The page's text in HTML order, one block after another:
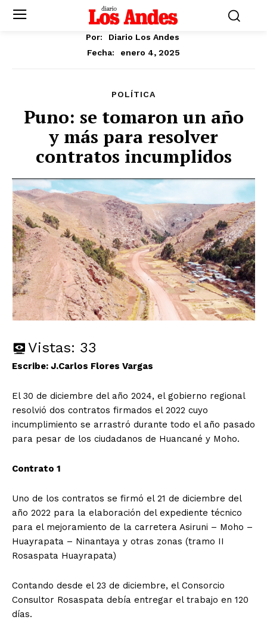
Por:
Diario Los Andes
Fecha:
enero 4, 2025
POLÍTICA
Puno: se tomaron un año
y más para resolver
contratos incumplidos
Vistas: 33
Escribe: J.Carlos Flores Vargas
El 30 de diciembre del año 2024, el gobierno regional
resolvió dos contratos firmados el 2022 cuyo
incumplimiento se arrastró durante todo el año pasado
para pesar de los ciudadanos de Huancané y Moho.
Contrato 1
Uno de los contratos se firmó el 21 de diciembre del
año 2022 para la elaboración del expediente técnico
para el mejoramiento de la carretera Asiruni – Moho –
Huayrapata – Ninantaya y otras zonas (tramo II
Rosaspata Huayrapata)
Contando desde el 23 de diciembre, el Consorcio
Consultor Rosaspata debía entregar el trabajo en 120
días.